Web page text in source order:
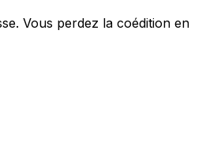
Vous perdez la coédition en